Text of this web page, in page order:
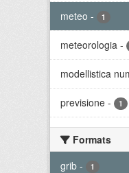
meteo - 1
meteorologia -
modellistica
previsione - 1
Formats
grib - 1